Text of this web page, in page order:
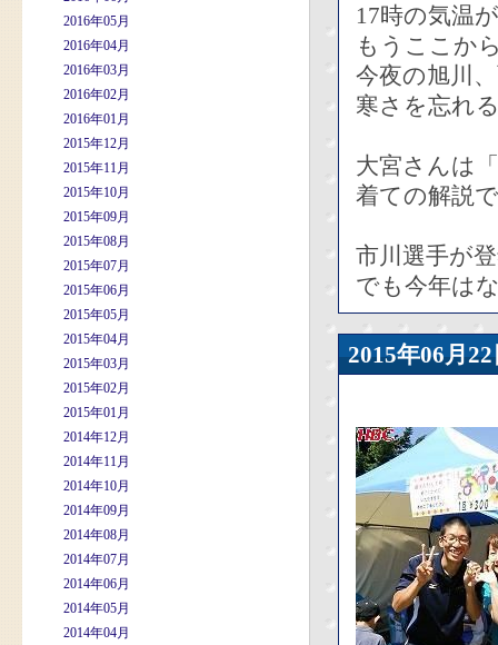
2016年05月
2016年04月
2016年03月
2016年02月
2016年01月
2015年12月
2015年11月
2015年10月
2015年09月
2015年08月
2015年07月
2015年06月
2015年05月
2015年04月
2015年03月
2015年02月
2015年01月
2014年12月
2014年11月
2014年10月
2014年09月
2014年08月
2014年07月
2014年06月
2014年05月
2014年04月
17時の気温
もうここか
今夜の旭川
寒さを忘れ
大宮さんは
着ての解説
市川選手が
でも今年は
2015年06